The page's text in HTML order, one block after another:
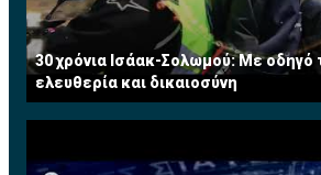
30 χρόνια Ισάακ-Σολωμού: Με οδηγό
ελευθερία και δικαιοσύνη